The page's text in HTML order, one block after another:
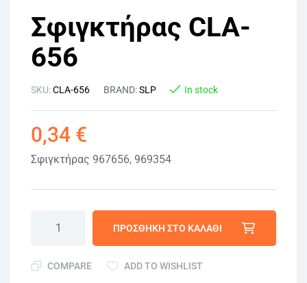
Σφιγκτήρας CLA-
656
SKU:CLA-656 BRAND:SLP In stock
0,34 €
Σφιγκτήρας 967656, 969354
ΠΡΟΣΘΉΚΗ ΣΤΟ ΚΑΛΆΘΙ
COMPARE ADD TO WISHLIST